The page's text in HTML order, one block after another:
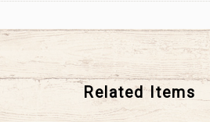
Related Items